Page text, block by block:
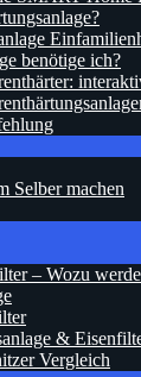
benötige ich?
Selber machen
– Wozu
&
Vergleich